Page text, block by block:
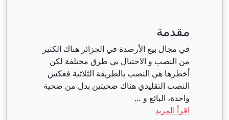
مقدمة
في مجال بيع الأرصدة في الجزائر هناك الكثير
من النصب و الاحتيال بي طرق مختلفة لكن
أخطرها هي النصب بالطريقة الثلاثية فعكس
النصب التقليدي هناك ضحيتين بدل من ضحية
واحدة، البائع و …
اقرأ المزيد